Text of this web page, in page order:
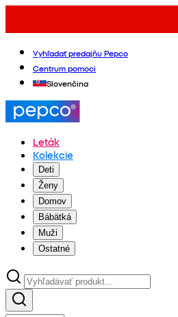
Vyhľadať predajňu Pepco
Centrum pomoci
Slovenčina
Leták
Kolekcie
Deti
Ženy
Domov
Bábätká
Muži
Ostatné